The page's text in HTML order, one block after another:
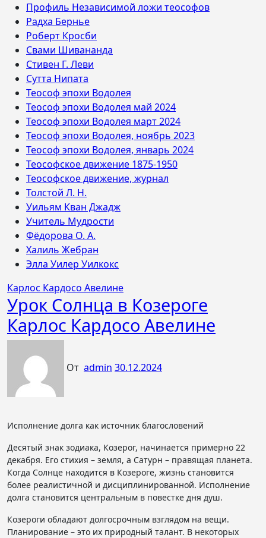
Профиль Независимой ложи теософов
Радха Бернье
Роберт Кросби
Свами Шивананда
Стивен Г. Леви
Сутта Нипата
Теософ эпохи Водолея
Теософ эпохи Водолея май 2024
Теософ эпохи Водолея март 2024
Теософ эпохи Водолея, ноябрь 2023
Теософ эпохи Водолея, январь 2024
Теософское движение 1875-1950
Теософское движение, журнал
Толстой Л. Н.
Уильям Кван Джадж
Учитель Мудрости
Фёдорова О. А.
Халиль Жебран
Элла Уилер Уилкокс
Карлос Кардосо Авелине
Урок Солнца в Козероге
Карлос Кардосо Авелине
От admin 30.12.2024
Исполнение долга как источник благословений
Десятый знак зодиака, Козерог, начинается примерно 22
декабря. Его стихия – земля, а Сатурн – правящая планета.
Когда Солнце находится в Козероге, жизнь становится
более реалистичной и дисциплинированной. Исполнение
долга становится центральным в повестке дня душ.
Козероги обладают долгосрочным взглядом на вещи.
Планирование – это их природный талант. В некоторых